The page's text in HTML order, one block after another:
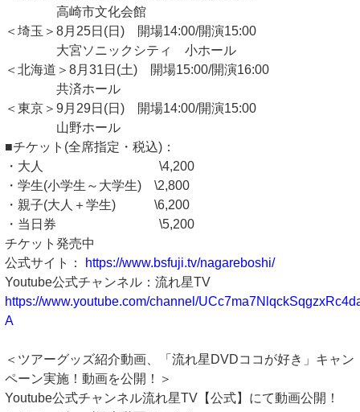
高崎市文化会館
＜埼玉＞8月25日(日) 開場14:00/開演15:00
大宮ソニックシティ 小ホール
＜北海道＞8月31日(土) 開場15:00/開演16:00
共済ホール
＜東京＞9月29日(日) 開場14:00/開演15:00
山野ホール
■チケット(全席指定・税込)：
・大人 \4,200
・学生(小学生～大学生) \2,800
・親子(大人＋学生) \6,200
・当日券 \5,200
チケット発売中
公式サイト：
https://www.bsfuji.tv/nagareboshi/
Youtube公式チャンネル：流れ星TV
https://www.youtube.com/channel/
A
＜ツアーグッズ紹介動画、「流れ星DVDココが好き」キャン
ペーン実施！動画を公開！＞
Youtube公式チャンネル流れ星TV【公式】にて動画公開！